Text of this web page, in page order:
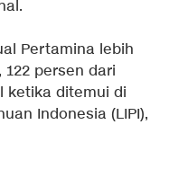
Pertamina lebih
persen dari
ketika ditemui di
Indonesia (LIPI),